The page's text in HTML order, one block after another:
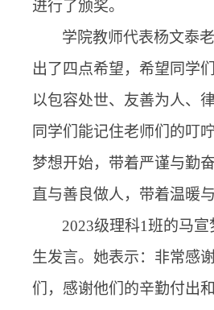
进行了颁奖。
学院教师代表杨文泰
出了四点希望，希望同学
以包容处世、友善为人、
同学们能记住老师们的叮
梦想开始，带着严谨与勤
直与善良做人，带着温暖
2023级理科1班的马宣
生发言。她表示：非常感
们，感谢他们的辛勤付出